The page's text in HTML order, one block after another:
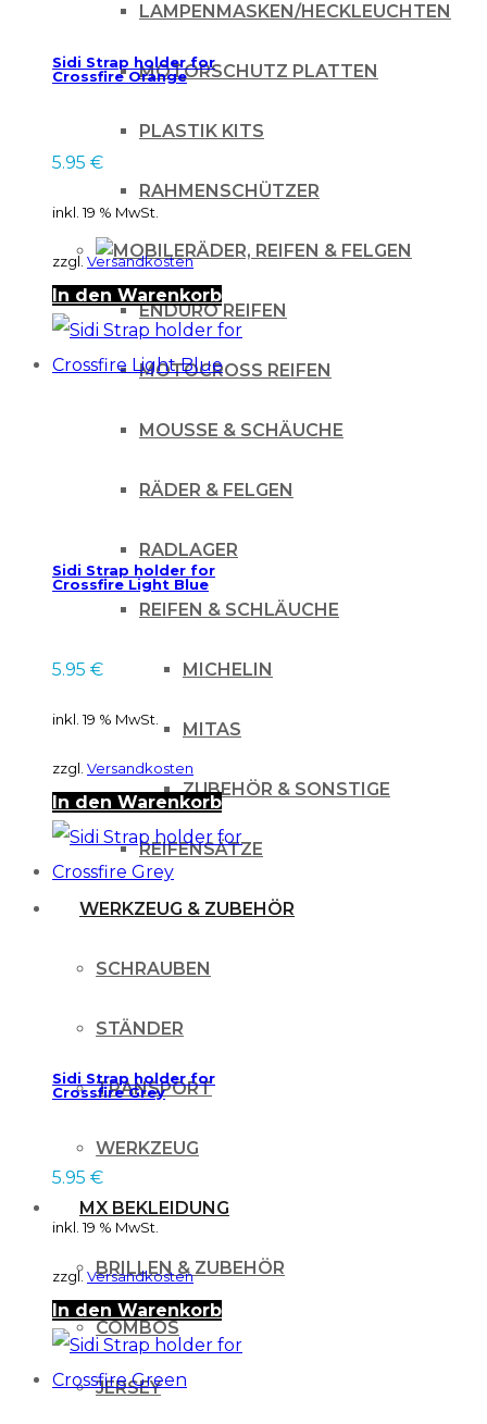
LAMPENMASKEN/HECKLEUCHTEN
MOTORSCHUTZ PLATTEN
PLASTIK KITS
RAHMENSCHÜTZER
RÄDER, REIFEN & FELGEN
ENDURO REIFEN
MOTOCROSS REIFEN
MOUSSE & SCHÄUCHE
RÄDER & FELGEN
RADLAGER
REIFEN & SCHLÄUCHE
MICHELIN
MITAS
ZUBEHÖR & SONSTIGE
REIFENSÄTZE
WERKZEUG & ZUBEHÖR
SCHRAUBEN
STÄNDER
TRANSPORT
WERKZEUG
MX BEKLEIDUNG
BRILLEN & ZUBEHÖR
COMBOS
JERSEY
Sidi Strap holder for
Crossfire Orange
5.95 €
inkl. 19 % MwSt.
zzgl. Versandkosten
In den Warenkorb
Sidi Strap holder for
Crossfire Light Blue
5.95 €
inkl. 19 % MwSt.
zzgl. Versandkosten
In den Warenkorb
Sidi Strap holder for
Crossfire Grey
5.95 €
inkl. 19 % MwSt.
zzgl. Versandkosten
In den Warenkorb